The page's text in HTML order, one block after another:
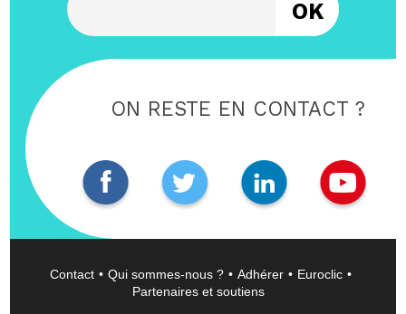
ON RESTE EN CONTACT ?
Contact Qui sommes-nous ? Adhérer
Euroclic
Partenaires et soutiens